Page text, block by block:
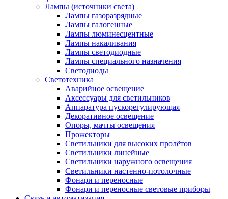
Лампы (источники света)
Лампы газоразрядные
Лампы галогенные
Лампы люминесцентные
Лампы накаливания
Лампы светодиодные
Лампы специального назначения
Светодиоды
Светотехника
Аварийное освещение
Аксессуары для светильников
Аппаратура пускорегулирующая
Декоративное освещение
Опоры, мачты освещения
Прожекторы
Светильники для высоких пролётов
Светильники линейные
Светильники наружного освещения
Светильники настенно-потолочные
Фонари и переносные
Фонари и переносные световые приборы